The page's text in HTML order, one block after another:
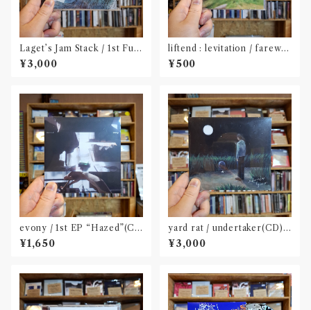
Laget’s Jam Stack / 1st Full
Album『有限の中の永遠』(CD)
¥3,000
liftend : levitation / farewel
l (CD-R)〝新潟〟
¥500
evony / 1st EP “Hazed”(C
D) Released by FURTHER
PLATONIC〝千葉〟
¥1,650
yard rat / undertaker(CD)
〝熊本〟
¥3,000